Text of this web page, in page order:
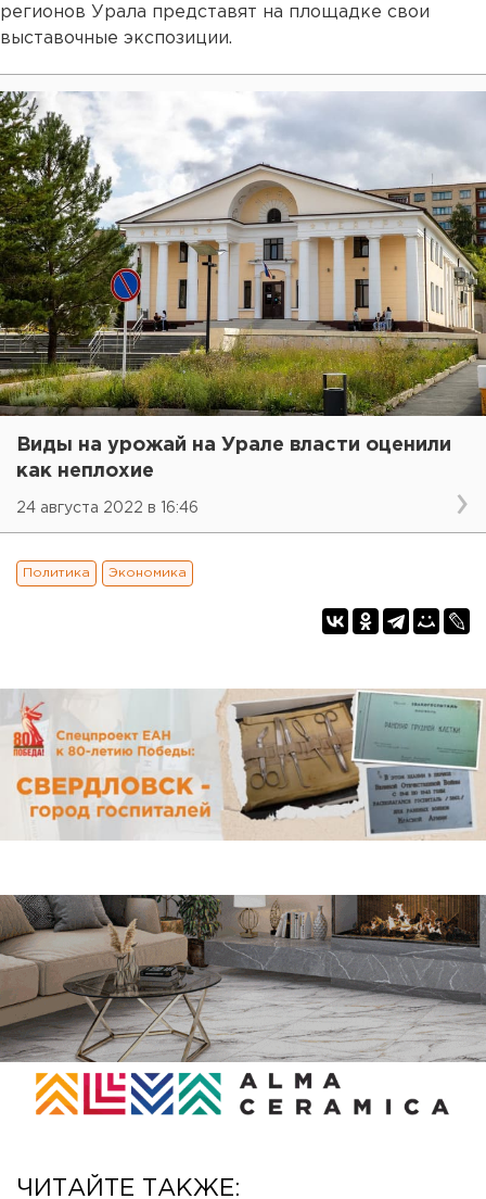
регионов Урала представят на площадке свои
выставочные экспозиции.
Виды на урожай на Урале власти оценили
как неплохие
24 августа 2022 в 16:46
Политика Экономика
ЧИТАЙТЕ ТАКЖЕ: